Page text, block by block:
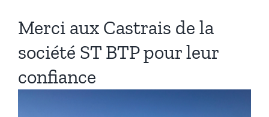
Véhicules Neufs & Occasions
Merci aux Castrais de la
société ST BTP pour leur
confiance